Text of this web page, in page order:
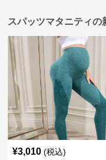
スパッツマタニティの
¥3,010 (税込)